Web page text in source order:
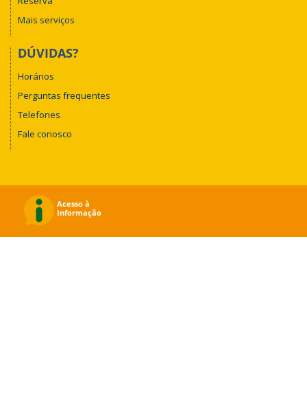
Mais serviços
DÚVIDAS?
Horários
Perguntas frequentes
Telefones
Fale conosco